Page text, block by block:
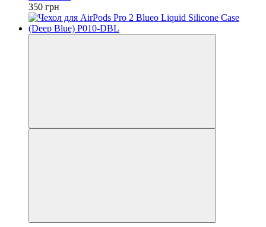
350 грн